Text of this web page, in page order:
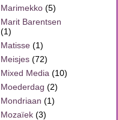
Marimekko (5)
Marit Barentsen
(1)
Matisse (1)
Meisjes (72)
Mixed Media (10)
Moederdag (2)
Mondriaan (1)
Mozaïek (3)